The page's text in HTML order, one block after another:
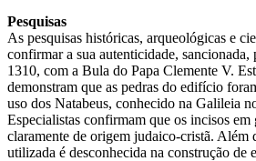
Pesquisas
As pesquisas históricas, arqueológicas e
confirmar a sua autenticidade,
1310, com a Bula do Papa Clemente V.
demonstram que as pedras do edifício
uso dos Natabeus, conhecido na Galileia
Especialistas confirmam que os incisos em
claramente de origem judaico-cristã. Além
utilizada é desconhecida na construção de